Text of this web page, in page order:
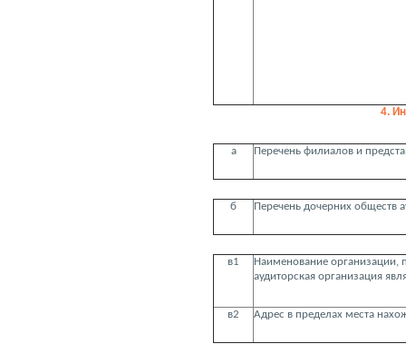
4.
а Перечень филиалов и
б Перечень дочерних обществ
в1
Наименование организации,
аудиторская организация
в2 Адрес в пределах места